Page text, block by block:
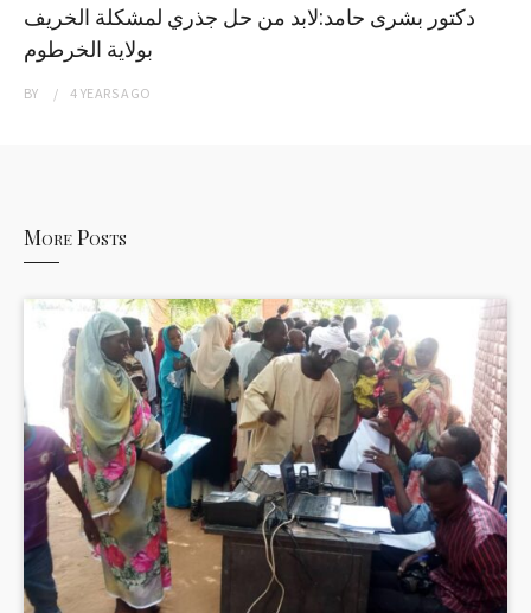
دكتور بشرى حامد:لابد من حل جذري لمشكلة الخريف
بولاية الخرطوم
BY 4 YEARSAGO
More Posts